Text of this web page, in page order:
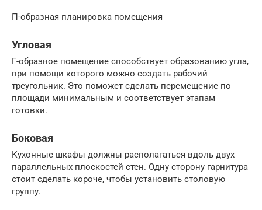
П-образная планировка помещения
Угловая
Г-образное помещение способствует образованию угла,
при помощи которого можно создать рабочий
треугольник. Это поможет сделать перемещение по
площади минимальным и соответствует этапам
готовки.
Боковая
Кухонные шкафы должны располагаться вдоль двух
параллельных плоскостей стен. Одну сторону гарнитура
стоит сделать короче, чтобы установить столовую
группу.